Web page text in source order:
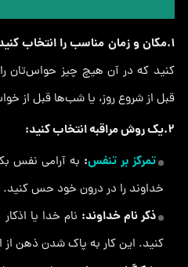
1.مکان و زمان مناسب را انتخاب کنید:
کنید که در آن هیچ چیز حواس‌تان
قبل از شروع روز، یا شب‌ها قبل از
2.یک روش مراقبه انتخاب کنید:
تمرکز بر تنفس: به آرامی نفس
خداوند را در درون خود حس کنید.
ذکر نام خداوند: نام خدا یا
کنید. این کار به پاک شدن ذهن از